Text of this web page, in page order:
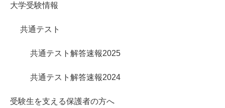
大学受験情報
共通テスト
共通テスト解答速報2025
共通テスト解答速報2024
受験生を支える保護者の方へ